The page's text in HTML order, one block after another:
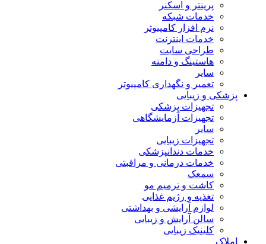
پرینتر و اسکنر
خدمات شبکه
نرم افزار کامپیوتر
خدمات اینترنت
طراحی سایت
هاستینگ و دامنه
سایر
تعمیر و نگهداری کامپیوتر
پزشکی و زیبایی
تجهیزات پزشکی
تجهیزات آزمایشگاهی
سایر
تجهیزات زیبایی
خدمات دندانپزشکی
خدمات درمانی و مراقبتی
سمعک
کاشت و ترمیم مو
تغذیه و رژیم غذایی
لوازم آرایشی و بهداشتی
سالن آرایش و زیبایی
کلینیک زیبایی
املاک